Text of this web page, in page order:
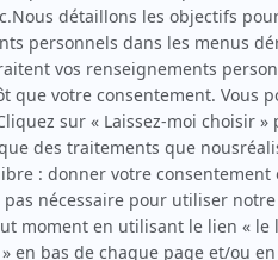
Kim Yaroshevskaya(Rôle inconnu)